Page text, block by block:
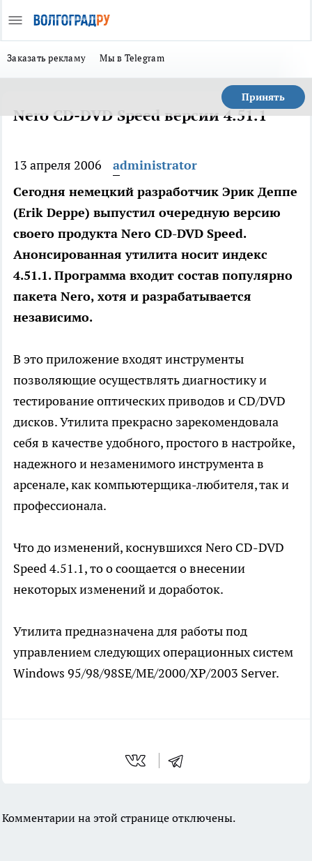
Заказать рекламу Мы в Telegram
Принять
Nero CD-DVD Speed версии 4.51.1
13 апреля 2006
administrator
Сегодня немецкий разработчик Эрик Деппе
(Erik Deppe) выпустил очередную версию
своего продукта Nero CD-DVD Speed.
Анонсированная утилита носит индекс
4.51.1. Программа входит состав популярно
пакета Nero, хотя и разрабатывается
независимо.
В это приложение входят инструменты
позволяющие осуществлять диагностику и
тестирование оптических приводов и CD/DVD
дисков. Утилита прекрасно зарекомендовала
себя в качестве удобного, простого в настройке,
надежного и незаменимого инструмента в
арсенале, как компьютерщика-любителя, так и
профессионала.
Что до изменений, коснувшихся Nero CD-DVD
Speed 4.51.1, то о соощается о внесении
некоторых изменений и доработок.
Утилита предназначена для работы под
управлением следующих операционных систем
Windows 95/98/98SE/ME/2000/XP/2003 Server.
Комментарии на этой странице отключены.